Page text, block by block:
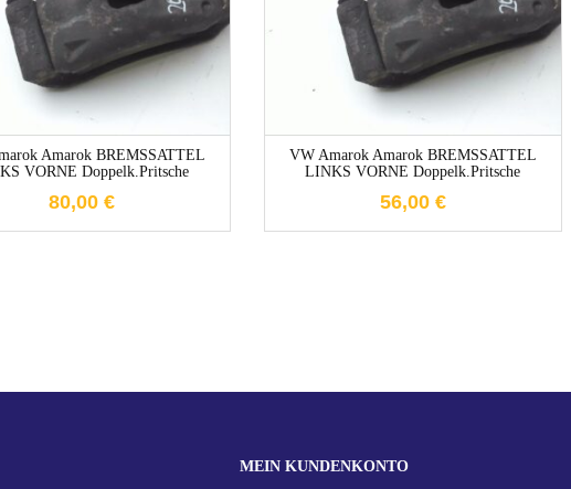
Amarok BREMSSATTEL
VORNE Doppelk.Pritsche
80,00 €
1-3 Werktage
VW Amarok Amarok BREMSSATTEL
LINKS VORNE Doppelk.Pritsche
56,00 €
1-3 Werktage
MEIN KUNDENKONTO